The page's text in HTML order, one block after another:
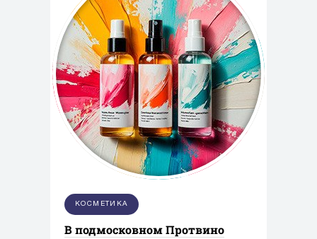
КОСМЕТИКА
В подмосковном Протвино